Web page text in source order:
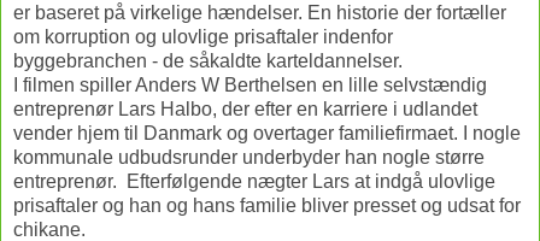
er baseret på virkelige hændelser. En historie der fortæller
om korruption og ulovlige prisaftaler indenfor
byggebranchen - de såkaldte karteldannelser.
I filmen spiller Anders W Berthelsen en lille selvstændig
entreprenør Lars Halbo, der efter en karriere i udlandet
vender hjem til Danmark og overtager familiefirmaet. I nogle
kommunale udbudsrunder underbyder han nogle større
entreprenør. Efterfølgende nægter Lars at indgå ulovlige
prisaftaler og han og hans familie bliver presset og udsat for
chikane.